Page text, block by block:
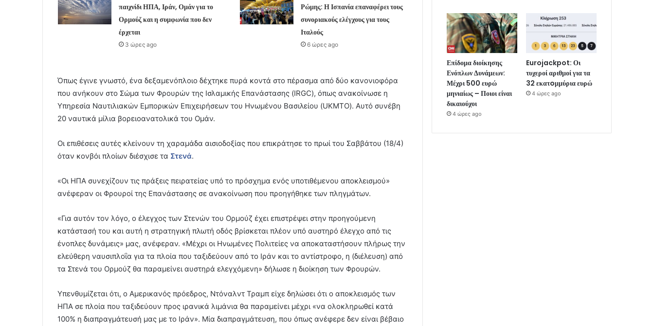
παιχνίδι ΗΠΑ, Ιράν, Ομάν για το
Ορμούζ και η συμφωνία που δεν
έρχεται
3 ώρες ago
Ρώμης: Η Ισπανία επαναφέρει τους
συνοριακούς ελέγχους για τους
Ιταλούς
6 ώρες ago
Όπως έγινε γνωστό, ένα δεξαμενόπλοιο δέχτηκε πυρά κοντά στο πέρασμα από δύο κανονιοφόρα
που ανήκουν στο Σώμα των Φρουρών της Ισλαμικής Επανάστασης (IRGC), όπως ανακοίνωσε η
Υπηρεσία Ναυτιλιακών Εμπορικών Επιχειρήσεων του Ηνωμένου Βασιλείου (UKMTO). Αυτό συνέβη
20 ναυτικά μίλια βορειοανατολικά του Ομάν.
Οι επιθέσεις αυτές κλείνουν τη χαραμάδα αισιοδοξίας που επικράτησε το πρωί του Σαββάτου (18/4)
όταν κονβόι πλοίων διέσχισε τα Στενά.
«Οι ΗΠΑ συνεχίζουν τις πράξεις πειρατείας υπό το πρόσχημα ενός υποτιθέμενου αποκλεισμού»
ανέφεραν οι Φρουροί της Επανάστασης σε ανακοίνωση που προηγήθηκε των πληγμάτων.
«Για αυτόν τον λόγο, ο έλεγχος των Στενών του Ορμούζ έχει επιστρέψει στην προηγούμενη
κατάστασή του και αυτή η στρατηγική πλωτή οδός βρίσκεται πλέον υπό αυστηρό έλεγχο από τις
ένοπλες δυνάμεις» μας, ανέφεραν. «Μέχρι οι Ηνωμένες Πολιτείες να αποκαταστήσουν πλήρως την
ελεύθερη ναυσιπλοΐα για τα πλοία που ταξιδεύουν από το Ιράν και το αντίστροφο, η (διέλευση) από
τα Στενά του Ορμούζ θα παραμείνει αυστηρά ελεγχόμενη» δήλωσε η διοίκηση των Φρουρών.
Υπενθυμίζεται ότι, ο Αμερικανός πρόεδρος, Ντόναλντ Τραμπ είχε δηλώσει ότι ο αποκλεισμός των
ΗΠΑ σε πλοία που ταξιδεύουν προς ιρανικά λιμάνια θα παραμείνει μέχρι «να ολοκληρωθεί κατά
100% η διαπραγμάτευσή μας με το Ιράν». Μία διαπραγμάτευση, που όπως ανέφερε δεν είναι βέβαιο
Επίδομα διοίκησης
Ενόπλων Δυνάμεων:
Μέχρι 500 ευρώ
μηνιαίως – Ποιοι είναι
δικαιούχοι
4 ώρες ago
Eurojackpot: Οι
τυχεροί αριθμοί για τα
32 εκατoμμύρια ευρώ
4 ώρες ago